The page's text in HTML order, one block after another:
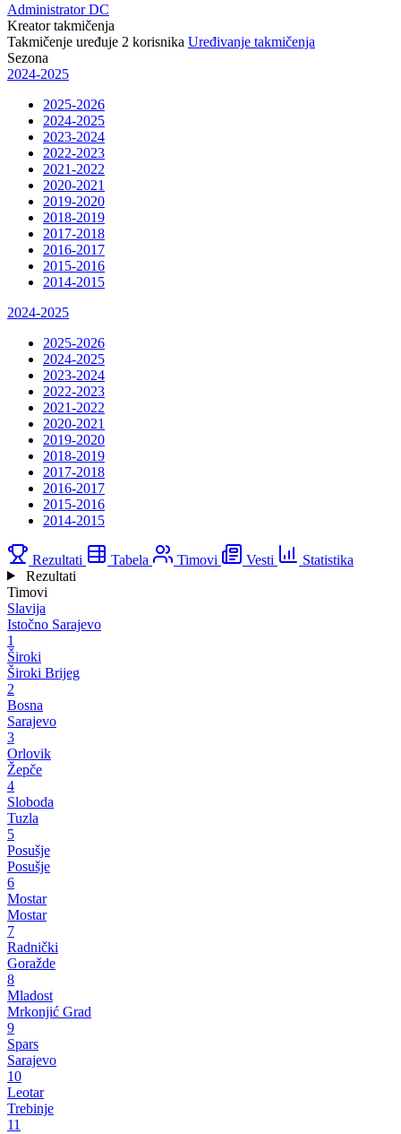
Administrator DC
Kreator takmičenja
Takmičenje uređuje 2 korisnika Uređivanje takmičenja
Sezona
2024-2025
2025-2026
2024-2025
2023-2024
2022-2023
2021-2022
2020-2021
2019-2020
2018-2019
2017-2018
2016-2017
2015-2016
2014-2015
2024-2025
2025-2026
2024-2025
2023-2024
2022-2023
2021-2022
2020-2021
2019-2020
2018-2019
2017-2018
2016-2017
2015-2016
2014-2015
Rezultati Tabela Timovi Vesti
Statistika
Rezultati
Timovi
Slavija
Istočno Sarajevo
1
Široki
Široki Brijeg
2
Bosna
Sarajevo
3
Orlovik
Žepče
4
Sloboda
Tuzla
5
Posušje
Posušje
6
Mostar
Mostar
7
Radnički
Goražde
8
Mladost
Mrkonjić Grad
9
Spars
Sarajevo
10
Leotar
Trebinje
11